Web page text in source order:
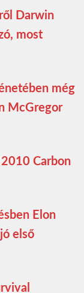
Darwin
most
még
McGregor
Carbon
Elon
első